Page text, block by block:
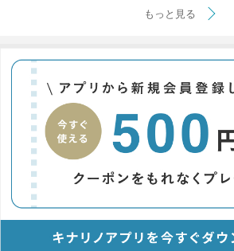
もっと見る